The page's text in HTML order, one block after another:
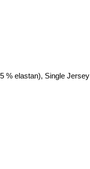
% elastan), Single Jersey